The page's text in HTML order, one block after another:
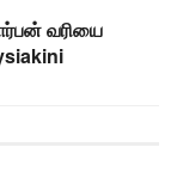
வரியை